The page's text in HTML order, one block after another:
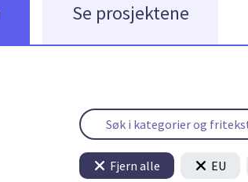
Se prosjektene
Fjern alle EU